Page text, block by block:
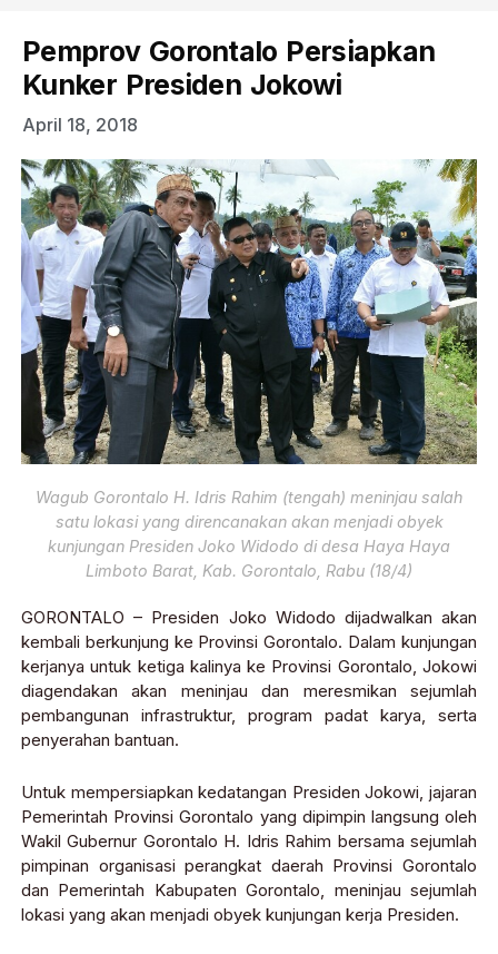
Pemprov Gorontalo Persiapkan
Kunker Presiden Jokowi
April 18, 2018
Wagub Gorontalo H. Idris Rahim (tengah) meninjau salah
satu lokasi yang direncanakan akan menjadi obyek
kunjungan Presiden Joko Widodo di desa Haya Haya
Limboto Barat, Kab. Gorontalo, Rabu (18/4)
GORONTALO – Presiden Joko Widodo dijadwalkan akan
kembali berkunjung ke Provinsi Gorontalo. Dalam kunjungan
kerjanya untuk ketiga kalinya ke Provinsi Gorontalo, Jokowi
diagendakan akan meninjau dan meresmikan sejumlah
pembangunan infrastruktur, program padat karya, serta
penyerahan bantuan.
Untuk mempersiapkan kedatangan Presiden Jokowi, jajaran
Pemerintah Provinsi Gorontalo yang dipimpin langsung oleh
Wakil Gubernur Gorontalo H. Idris Rahim bersama sejumlah
pimpinan organisasi perangkat daerah Provinsi Gorontalo
dan Pemerintah Kabupaten Gorontalo, meninjau sejumlah
lokasi yang akan menjadi obyek kunjungan kerja Presiden.